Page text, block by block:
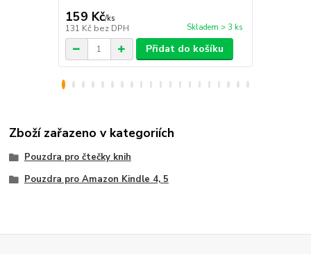
159 Kč/ks
131 Kč bez DPH Skladem > 3 ks
Přidat do košíku
Zboží zařazeno v kategoriích
Pouzdra pro čtečky knih
Pouzdra pro Amazon Kindle 4, 5